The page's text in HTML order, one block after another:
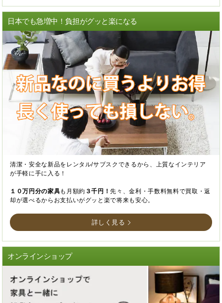
日本でも急増中！負担がグッと楽になる
清潔・安全な新品をレンタル/サブスクできるから、上質なインテリア
が手軽に手に入る！
１０万円分の家具も月額約 ３千円！先々、金利・手数料無料で買取・返
却が選べるからお支払いがグッと楽で将来も安心。
詳しく見る
オンラインショップ